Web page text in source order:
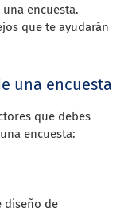
encuesta.
que te ayudarán
una encuesta
que debes
encuesta:
diseño de